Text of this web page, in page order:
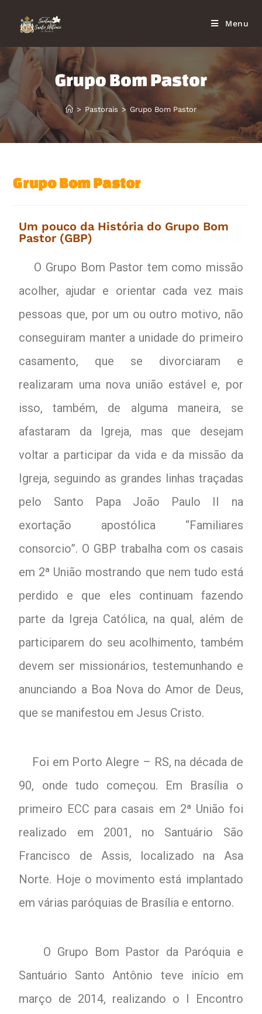
Menu
Grupo Bom Pastor
> Pastorais > Grupo Bom Pastor
Grupo Bom Pastor
Um pouco da História do Grupo Bom
Pastor (GBP)
O Grupo Bom Pastor tem como missão
acolher, ajudar e orientar cada vez mais
pessoas que, por um ou outro motivo, não
conseguiram manter a unidade do primeiro
casamento, que se divorciaram e
realizaram uma nova união estável e, por
isso, também, de alguma maneira, se
afastaram da Igreja, mas que desejam
voltar a participar da vida e da missão da
Igreja, seguindo as grandes linhas traçadas
pelo Santo Papa João Paulo II na
exortação apostólica “Familiares
consorcio”. O GBP trabalha com os casais
em 2ª União mostrando que nem tudo está
perdido e que eles continuam fazendo
parte da Igreja Católica, na qual, além de
participarem do seu acolhimento, também
devem ser missionários, testemunhando e
anunciando a Boa Nova do Amor de Deus,
que se manifestou em Jesus Cristo.
Foi em Porto Alegre – RS, na década de
90, onde tudo começou. Em Brasília o
primeiro ECC para casais em 2ª União foi
realizado em 2001, no Santuário São
Francisco de Assis, localizado na Asa
Norte. Hoje o movimento está implantado
em várias paróquias de Brasília e entorno.
O Grupo Bom Pastor da Paróquia e
Santuário Santo Antônio teve início em
março de 2014, realizando o I Encontro